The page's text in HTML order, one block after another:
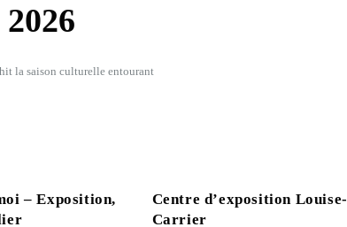
la saison culturelle entourant
– Exposition,
Centre d’exposition Louise-
Carrier